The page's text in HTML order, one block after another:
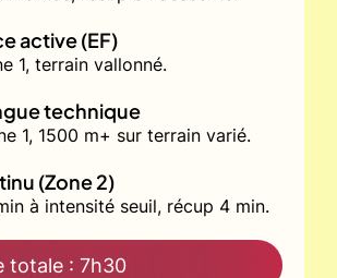
active (EF)
1, terrain vallonné.
technique
1, 1500 m+ sur terrain varié.
(Zone 2)
à intensité seuil, récup 4 min.
totale : 7h30